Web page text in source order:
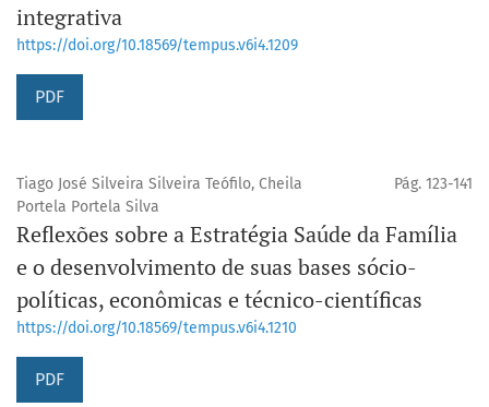
integrativa
https://doi.org/10.18569/tempus.v6i4.1209
PDF
Tiago José Silveira Silveira Teófilo, Cheila
Portela Portela Silva
Pág. 123-141
Reflexões sobre a Estratégia Saúde da Família
e o desenvolvimento de suas bases sócio-
políticas, econômicas e técnico-científicas
https://doi.org/10.18569/tempus.v6i4.1210
PDF